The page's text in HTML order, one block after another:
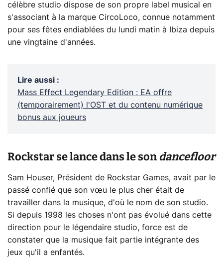
célèbre studio dispose de son propre label musical en
s'associant à la marque CircoLoco, connue notamment
pour ses fêtes endiablées du lundi matin à Ibiza depuis
une vingtaine d'années.
Lire aussi :
Mass Effect Legendary Edition : EA offre
(temporairement) l'OST et du contenu numérique
bonus aux joueurs
Rockstar se lance dans le sondancefloor
Sam Houser, Président de Rockstar Games, avait par le
passé confié que son vœu le plus cher était de
travailler dans la musique, d'où le nom de son studio.
Si depuis 1998 les choses n'ont pas évolué dans cette
direction pour le légendaire studio, force est de
constater que la musique fait partie intégrante des
jeux qu'il a enfantés.